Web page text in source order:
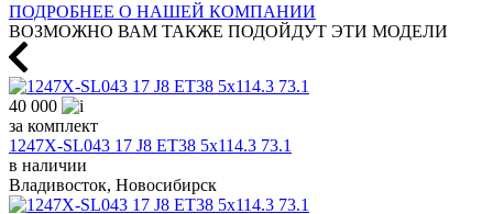
ПОДРОБНЕЕ О НАШЕЙ КОМПАНИИ
ВОЗМОЖНО ВАМ ТАКЖЕ ПОДОЙДУТ ЭТИ МОДЕЛИ
40 000
за комплект
1247X-SL043 17 J8 ET38 5x114.3 73.1
в наличии
Владивосток, Новосибирск